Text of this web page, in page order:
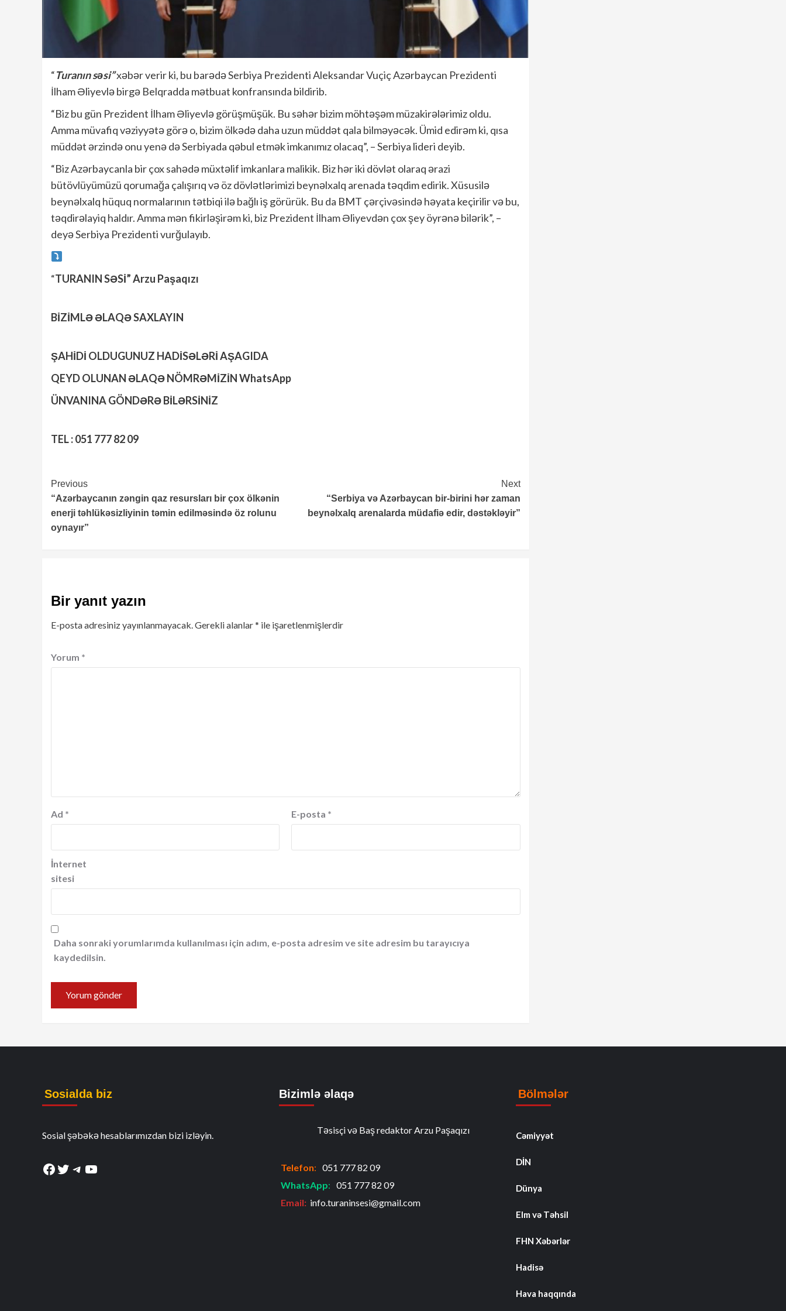
“Turanın səsi”xəbər verir ki, bu barədə Serbiya Prezidenti Aleksandar Vuçiç Azərbaycan Prezidenti
İlham Əliyevlə birgə Belqradda mətbuat konfransında bildirib.
“Biz bu gün Prezident İlham Əliyevlə görüşmüşük. Bu səhər bizim möhtəşəm müzakirələrimiz oldu.
Amma müvafiq vəziyyətə görə o, bizim ölkədə daha uzun müddət qala bilməyəcək. Ümid edirəm ki, qısa
müddət ərzində onu yenə də Serbiyada qəbul etmək imkanımız olacaq”, – Serbiya lideri deyib.
“Biz Azərbaycanla bir çox sahədə müxtəlif imkanlara malikik. Biz hər iki dövlət olaraq ərazi
bütövlüyümüzü qorumağa çalışırıq və öz dövlətlərimizi beynəlxalq arenada təqdim edirik. Xüsusilə
beynəlxalq hüquq normalarının tətbiqi ilə bağlı iş görürük. Bu da BMT çərçivəsində həyata keçirilir və bu,
təqdirəlayiq haldır. Amma mən fikirləşirəm ki, biz Prezident İlham Əliyevdən çox şey öyrənə bilərik”, –
deyə Serbiya Prezidenti vurğulayıb.
“TURANIN SƏSİ” Arzu Paşaqızı
BİZİMLƏ ƏLAQƏ SAXLAYIN
ŞAHİDİ OLDUGUNUZ HADİSƏLƏRİ AŞAGIDA
QEYD OLUNAN ƏLAQƏ NÖMRƏMİZİN WhatsApp
ÜNVANINA GÖNDƏRƏ BİLƏRSİNİZ
TEL : 051 777 82 09
Continue
Reading
Previous
“Azərbaycanın zəngin qaz resursları bir çox ölkənin
enerji təhlükəsizliyinin təmin edilməsində öz rolunu
oynayır”
Next
“Serbiya və Azərbaycan bir-birini hər zaman
beynəlxalq arenalarda müdafiə edir, dəstəkləyir”
Bir yanıt yazın
E-posta adresiniz yayınlanmayacak. Gerekli alanlar* ile işaretlenmişlerdir
Yorum *
Ad * E-posta *
İnternet
sitesi
Daha sonraki yorumlarımda kullanılması için adım, e-posta adresim ve site adresim bu tarayıcıya
kaydedilsin.
Sosialda biz
Sosial şəbəkə hesablarımızdan bizi izləyin.
Facebook
Twitter
Telegram
YouTube
Bizimlə əlaqə
Təsisçi və Baş redaktor Arzu Paşaqızı
Telefon: 051 777 82 09
WhatsApp: 051 777 82 09
Email: info.turaninsesi@gmail.com
Bölmələr
Cəmiyyət
DİN
Dünya
Elm və Təhsil
FHN Xəbərlər
Hadisə
Hava haqqında